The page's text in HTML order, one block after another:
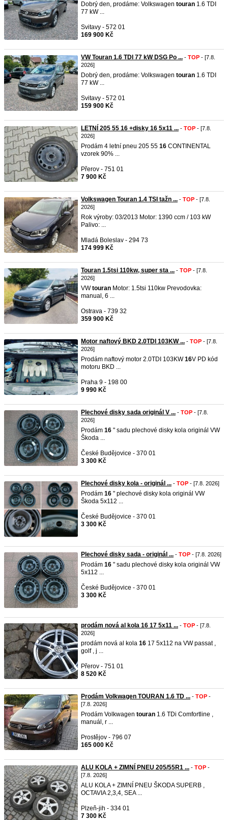
Dobrý den, prodáme: Volkswagen touran 1.6 TDI
77 kW ...
Svitavy - 572 01
169 900 Kč
VW Touran 1.6 TDI 77 kW DSG Po ... - TOP - [7.8.
2026]
Dobrý den, prodáme: Volkswagen touran 1.6 TDI
77 kW ...
Svitavy - 572 01
159 900 Kč
LETNÍ 205 55 16 +disky 16 5x11 ... - TOP - [7.8.
2026]
Prodám 4 letní pneu 205 55 16 CONTINENTAL
vzorek 90% ...
Přerov - 751 01
7 900 Kč
Volkswagen Touran 1.4 TSI tažn ... - TOP - [7.8.
2026]
Rok výroby: 03/2013 Motor: 1390 ccm / 103 kW
Palivo: ...
Mladá Boleslav - 294 73
174 999 Kč
Touran 1.5tsi 110kw, super sta ... - TOP - [7.8.
2026]
VWtouran Motor: 1.5tsi 110kw Prevodovka:
manual, 6 ...
Ostrava - 739 32
359 900 Kč
Motor naftový BKD 2.0TDI 103KW ... - TOP - [7.8.
2026]
Prodám naftový motor 2.0TDI 103KW16V PD kód
motoru BKD ...
Praha 9 - 198 00
9 990 Kč
Plechové disky sada originál V ... - TOP - [7.8.
2026]
Prodám 16 " sadu plechové disky kola originál VW
Škoda ...
České Budějovice - 370 01
3 300 Kč
Plechové disky kola - originál ... - TOP - [7.8. 2026]
Prodám 16 " plechové disky kola originál VW
Škoda 5x112 ...
České Budějovice - 370 01
3 300 Kč
Plechové disky sada - originál ... - TOP - [7.8. 2026]
Prodám 16 " sadu plechové disky kola originál VW
5x112 ...
České Budějovice - 370 01
3 300 Kč
prodám nová al kola 16 17 5x11 ... - TOP - [7.8.
2026]
prodám nová al kola 16 17 5x112 na VW passat ,
golf , j ...
Přerov - 751 01
8 520 Kč
Prodám Volkwagen TOURAN 1.6 TD ... - TOP -
[7.8. 2026]
Prodám Volkwagen touran 1.6 TDi Comfortline ,
manuál, r ...
Prostějov - 796 07
165 000 Kč
ALU KOLA + ZIMNÍ PNEU 205/55R1 ... - TOP -
[7.8. 2026]
ALU KOLA + ZIMNÍ PNEU ŠKODA SUPERB ,
OCTAVIA 2,3,4, SEA ...
Plzeň-jih - 334 01
7 300 Kč